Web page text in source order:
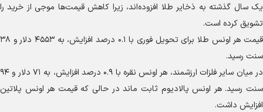
یک سال گذشته به ذخایر طلا افزوده‌اند، زیرا کاهش قیمت‌ها موجی از خرید را
تشویق کرده است.
قیمت هر اونس طلا برای تحویل فوری با ۰.۱ درصد افزایش، به ۴۵۵۳ دلار و ۳۸
سنت رسید.
در میان سایر فلزات ارزشمند، هر اونس نقره با ۰.۹ درصد افزایش، به ۷۱ دلار و ۹۴
سنت رسید. هر اونس پالادیوم ثابت ماند در حالی که قیمت هر اونس پلاتین
افزایش داشت.